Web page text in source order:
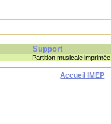
Support
Partition musicale imprimée
Accueil IMEP